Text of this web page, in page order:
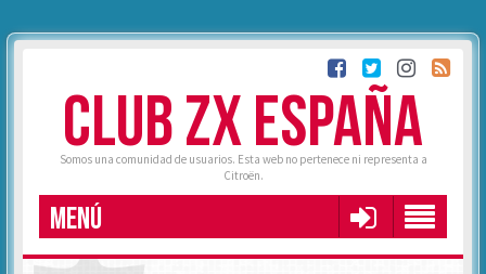
CLUB ZX ESPAÑA
Somos una comunidad de usuarios. Esta web no pertenece ni representa a
Citroën.
MENÚ